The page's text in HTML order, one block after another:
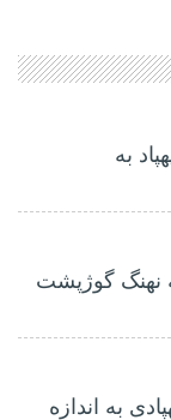
به
گوژپشت
به اندازه